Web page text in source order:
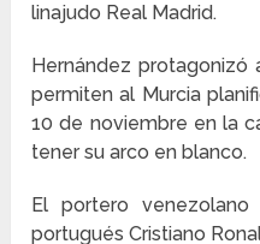
linajudo Real Madrid.
Hernández protagonizó
permiten al Murcia
10 de noviembre en la
tener su arco en blanco.
El portero
portugués Cristiano